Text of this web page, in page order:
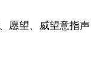
愿望、威望意指声